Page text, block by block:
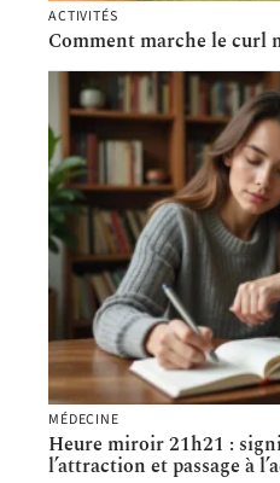
ACTIVITÉS
Comment marche le curl
MÉDECINE
Heure miroir 21h21 :
l’attraction et passage à